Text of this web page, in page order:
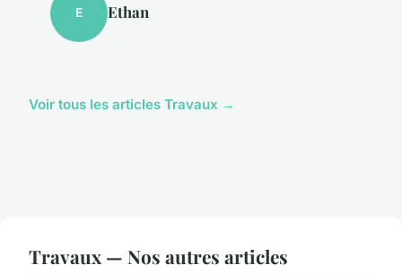
E Ethan
Voir tous les articles Travaux →
Travaux — Nos autres articles